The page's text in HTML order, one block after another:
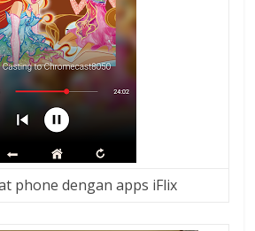
phone dengan apps iFlix